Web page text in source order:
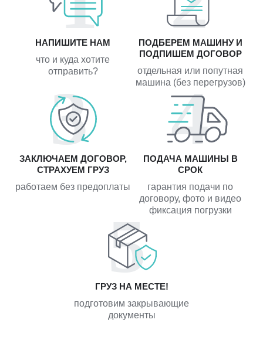
НАПИШИТЕ НАМ
что и куда хотите
отправить?
ПОДБЕРЕМ МАШИНУ И
ПОДПИШЕМ ДОГОВОР
отдельная или попутная
машина (без перегрузов)
ЗАКЛЮЧАЕМ ДОГОВОР,
СТРАХУЕМ ГРУЗ
работаем без предоплаты
ПОДАЧА МАШИНЫ В
СРОК
гарантия подачи по
договору, фото и видео
фиксация погрузки
ГРУЗ НА МЕСТЕ!
подготовим закрывающие
документы